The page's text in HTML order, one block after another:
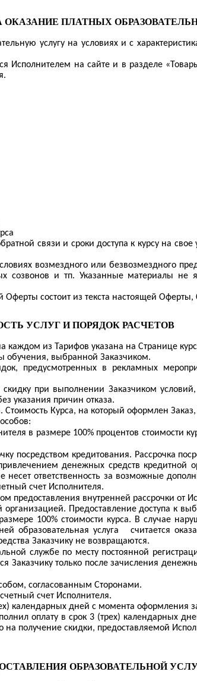
ОКАЗАНИЕ ПЛАТНЫХ
услугу на условиях и с
на сайте и в разделе
связи и сроки доступа к курсу на
возмездного или безвозмездного
созвонов и тп. Указанные материалы не
состоит из текста настоящей
УСЛУГ И ПОРЯДОК РАСЧЕТОВ
из Тарифов указана на Странице
обучения, выбранной Заказчиком.
предусмотренных в рекламных
при выполнении Заказчиком
указания причин отказа.
Стоимость Курса, на который оформлен
в размере 100% процентов стоимости
посредством кредитования. Рассрочка
денежных средств кредитной
ответственность за возможные
счет Исполнителя.
предоставления внутренней рассрочки от
Предоставление доступа к
100% стоимости курса. В случае
образовательная услуга
считается
Заказчику не возвращаются.
службе по месту постоянной
Заказчику только после зачисления
согласованным Сторонами.
счет Исполнителя.
календарных дней с момента оформления
оплату в срок 3 (трех) календарных
получение скидки, предоставляемой
ОБРАЗОВАТЕЛЬНОЙ